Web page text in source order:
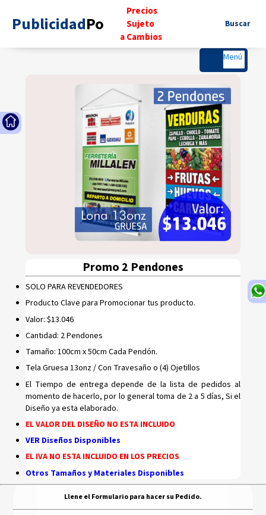
PublicidadPo
Precios
Sujeto
a Cambios
Buscar
Menú
Promo 2 Pendones
SOLO PARA REVENDEDORES
Producto Clave para Promocionar tus producto.
Valor: $13.046
Cantidad: 2 Pendones
Tamaño: 100cm x 50cm Cada Pendón.
Tela Gruesa 13onz / Con Travesaño o (4) Ojetillos
El Tiempo de entrega depende de la lista de pedidos al
momento de hacerlo, por lo general toma de 2 a 5 días, Si el
Diseño ya esta elaborado.
EL VALOR DEL DISEÑO NO ESTA INCLUIDO
VER Diseños Disponibles
EL IVA NO ESTA INCLUIDO EN LOS PRECIOS
Otros Tamaños y Materiales Disponibles
Llene el Formulario para hacer su Pedido.